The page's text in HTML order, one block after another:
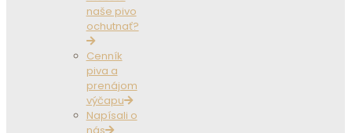
naše pivo
ochutnať?
Cenník
piva a
prenájom
výčapu
Napísali o